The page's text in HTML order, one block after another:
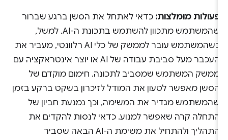
פעולות מומלצות:כדאי לאתחל את הסשן ברגע שברור
שהמשתמש מתכוון להשתמש בתכונת ה-AI. למשל,
כשהמשתמש עובר לממשק של כלי AI רלוונטי, מעביר את
העכבר מעל סביבת עבודה של AI או יוצר אינטראקציה עם
ממשק המשתמש שמסביב לתכונה. חימום מוקדם של
הסשן מאפשר לטעון את המודל לזיכרון בשקט ברקע בזמן
שהמשתמש מגדיר את המשימה, וכך נמנעת חביון של
התחלה קרה שאפשר למנוע. כדאי לנסות להקדים את
התהליך ולהתחיל את משימת ה-AI הבאה שסביר